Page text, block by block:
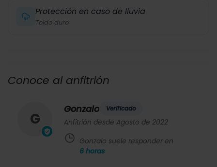
Protección en caso de lluvia
Toldo duro
Conoce al anfitrión
G
Gonzalo Verificado
Anfitrión desde Agosto de 2022
Gonzalo suele responder en
6 horas